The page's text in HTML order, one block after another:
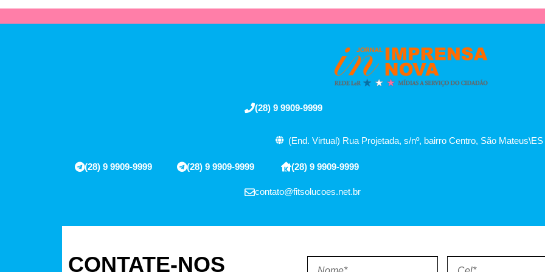
(28) 9 9909-9999
(End. Virtual) Rua Projetada, s/nº, bairro Centro, São Mateus\ES
(28) 9 9909-9999 (28) 9 9909-9999 (28) 9 9909-9999
contato@fitsolucoes.net.br
CONTATE-NOS